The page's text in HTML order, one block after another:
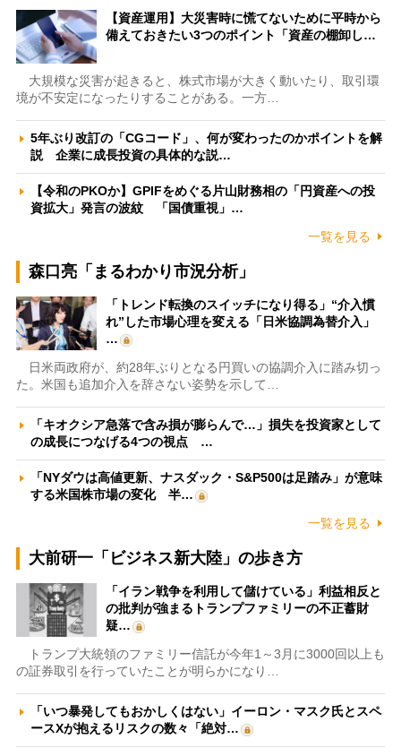
【資産運用】大災害時に慌てないために平時から
備えておきたい3つのポイント「資産の棚卸し…
大規模な災害が起きると、株式市場が大きく動いたり、取引環
境が不安定になったりすることがある。一方…
5年ぶり改訂の「CGコード」、何が変わったのかポイントを解
説 企業に成長投資の具体的な説…
【令和のPKOか】GPIFをめぐる片山財務相の「円資産への投
資拡大」発言の波紋 「国債重視」…
一覧を見る
森口亮「まるわかり市況分析」
「トレンド転換のスイッチになり得る」“介入慣
れ”した市場心理を変える「日米協調為替介入」
…
日米両政府が、約28年ぶりとなる円買いの協調介入に踏み切っ
た。米国も追加介入を辞さない姿勢を示して…
「キオクシア急落で含み損が膨らんで…」損失を投資家として
の成長につなげる4つの視点 …
「NYダウは高値更新、ナスダック・S&P500は足踏み」が意味
する米国株市場の変化 半…
一覧を見る
大前研一「ビジネス新大陸」の歩き方
「イラン戦争を利用して儲けている」利益相反と
の批判が強まるトランプファミリーの不正蓄財
疑…
トランプ大統領のファミリー信託が今年1～3月に3000回以上も
の証券取引を行っていたことが明らかになり…
「いつ暴発してもおかしくはない」イーロン・マスク氏とスペ
ースXが抱えるリスクの数々「絶対…